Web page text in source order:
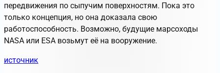
передвижения по сыпучим поверхностям. Пока это
только концепция, но она доказала свою
работоспособность. Возможно, будущие марсоходы
NASA или ESA возьмут её на вооружение.
источник